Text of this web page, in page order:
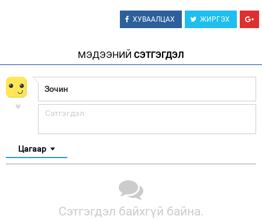
ХУВААЛЦАХ ЖИРГЭХ
МЭДЭЭНИЙ СЭТГЭГДЭЛ
Цагаар
Сэтгэгдэл байхгүй байна.